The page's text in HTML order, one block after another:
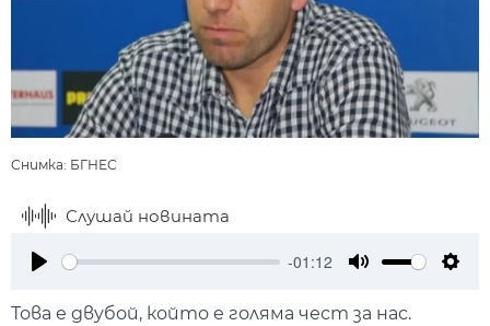
Снимка: БГНЕС
Слушай новината
-01:12
Това е двубой, който е голяма чест за нас.